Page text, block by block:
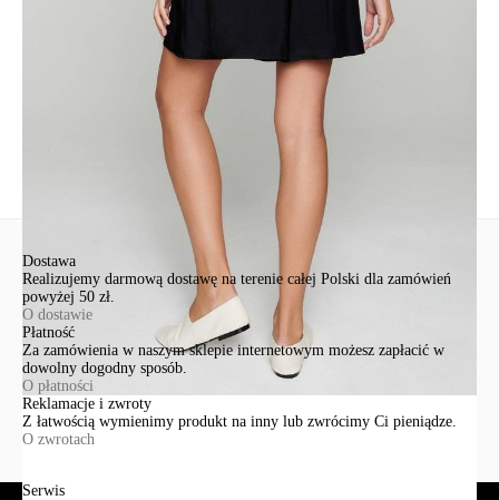
Ten produkt nie ma pytań Możesz zadać pytanie, klikając przycisk
Dostawa
Realizujemy darmową dostawę na terenie całej Polski dla zamówień
powyżej 50 zł.
O dostawie
Płatność
Za zamówienia w naszym sklepie internetowym możesz zapłacić w
dowolny dogodny sposób.
O płatności
Reklamacje i zwroty
Z łatwością wymienimy produkt na inny lub zwrócimy Ci pieniądze.
O zwrotach
Serwis